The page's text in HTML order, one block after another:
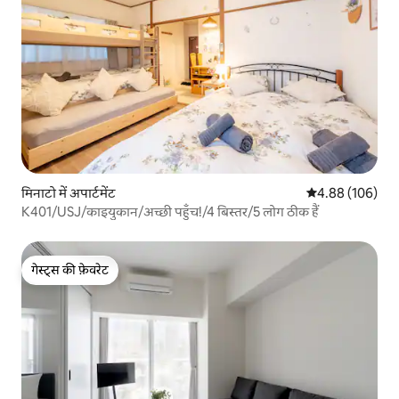
मिनाटो में अपार्टमेंट औसत रेटिंग 5 में से
4.88 (106)
K401/USJ/काइयुकान/अच्छी पहुँच!/4 बिस्तर/5 लोग ठीक हैं
गेस्ट्स की फ़ेवरेट
गेस्ट्स की फ़ेवरेट